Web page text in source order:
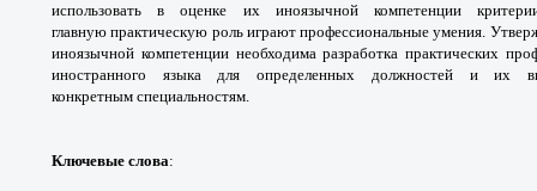
использовать воценке их иноязычной компетенции
главнуюпрактическую роль играют профессиональныеумения.
иноязычной компетенции необходимаразработка практических
иностранного языка для определенных должностей и их
конкретным специальностям.
Ключевые слова: